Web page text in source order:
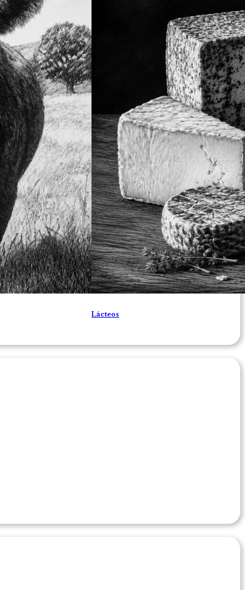
Lácteos